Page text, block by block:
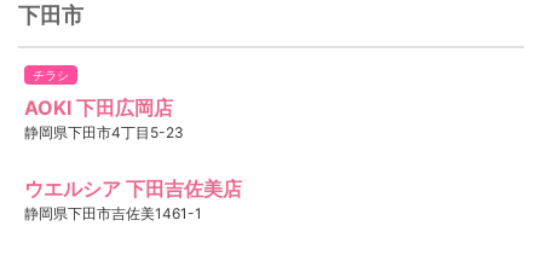
下田市
チラシ
AOKI 下田広岡店
静岡県下田市4丁目5-23
ウエルシア 下田吉佐美店
静岡県下田市吉佐美1461-1